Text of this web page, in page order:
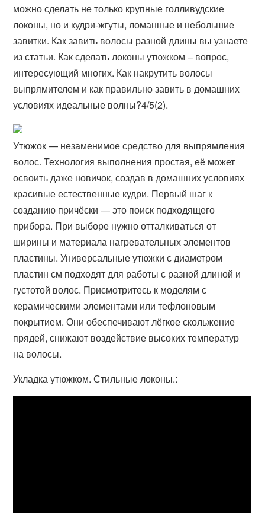
можно сделать не только крупные голливудские
локоны, но и кудри-жгуты, ломанные и небольшие
завитки. Как завить волосы разной длины вы узнаете
из статьи. Как сделать локоны утюжком – вопрос,
интересующий многих. Как накрутить волосы
выпрямителем и как правильно завить в домашних
условиях идеальные волны?4/5(2).
Утюжок — незаменимое средство для выпрямления
волос. Технология выполнения простая, её может
освоить даже новичок, создав в домашних условиях
красивые естественные кудри. Первый шаг к
созданию причёски — это поиск подходящего
прибора. При выборе нужно отталкиваться от
ширины и материала нагревательных элементов
пластины. Универсальные утюжки с диаметром
пластин см подходят для работы с разной длиной и
густотой волос. Присмотритесь к моделям с
керамическими элементами или тефлоновым
покрытием. Они обеспечивают лёгкое скольжение
прядей, снижают воздействие высоких температур
на волосы.
Укладка утюжком. Стильные локоны.: